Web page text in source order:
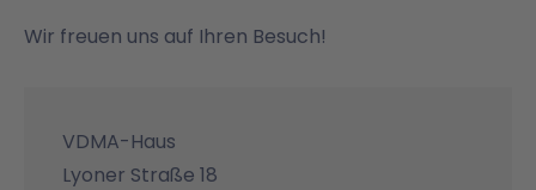
Wir freuen uns auf Ihren Besuch!
VDMA-Haus
Lyoner Straße 18